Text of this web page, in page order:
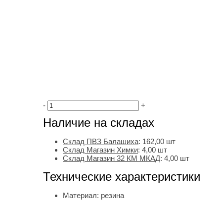
- +
Наличие на складах
Склад ПВЗ Балашиха: 162,00 шт
Склад Магазин Химки: 4,00 шт
Склад Магазин 32 КМ МКАД: 4,00 шт
Технические характеристики
Материал: резина